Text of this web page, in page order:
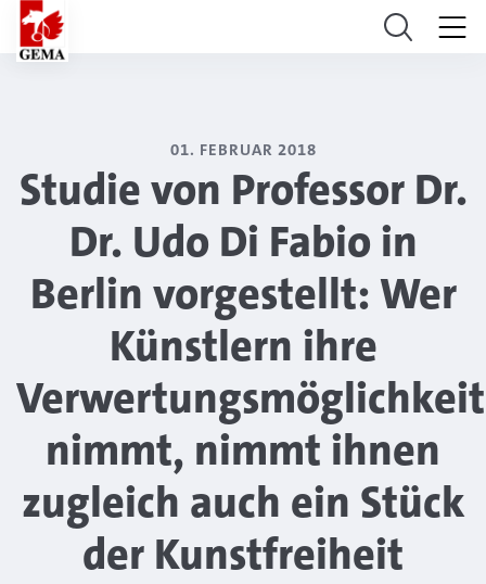
01. FEBRUAR 2018
Studie von Professor Dr.
Dr. Udo Di Fabio in
Berlin vorgestellt: Wer
Künstlern ihre
Verwertungsmöglichkeit
nimmt, nimmt ihnen
zugleich auch ein Stück
der Kunstfreiheit